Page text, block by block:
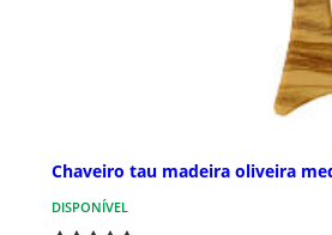
Chaveiro tau madeira oliveira
DISPONÍVEL